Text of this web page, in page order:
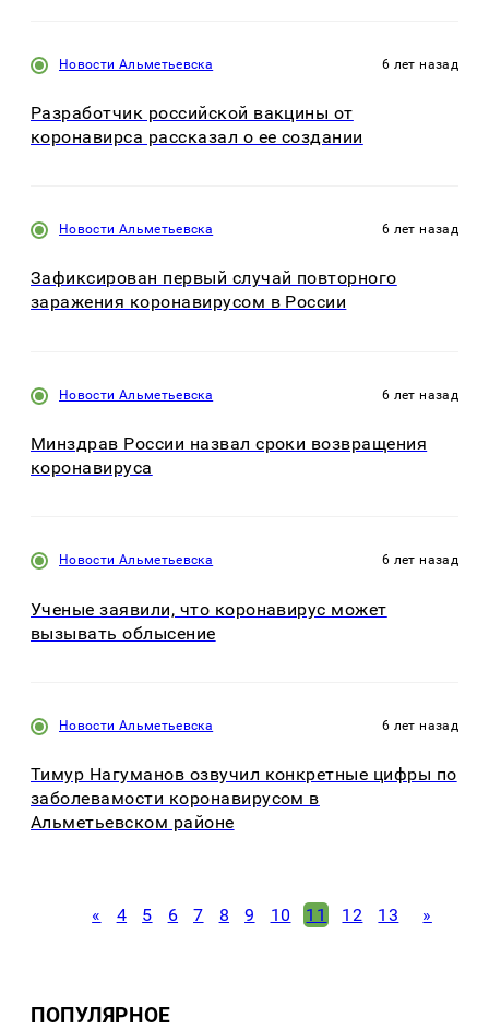
Новости Альметьевска 6 лет назад
Разработчик российской вакцины от
коронавирса рассказал о ее создании
Новости Альметьевска 6 лет назад
Зафикcирован первый случай повторного
заражения коронавирусом в России
Новости Альметьевска 6 лет назад
Минздрав России назвал сроки возвращения
коронавируса
Новости Альметьевска 6 лет назад
Ученые заявили, что коронавирус может
вызывать облысение
Новости Альметьевска 6 лет назад
Тимур Нагуманов озвучил конкретные цифры по
заболевамости коронавирусом в
Альметьевском районе
« 4 5 6 7 8 9 10 11 12 13 »
ПОПУЛЯРНОЕ